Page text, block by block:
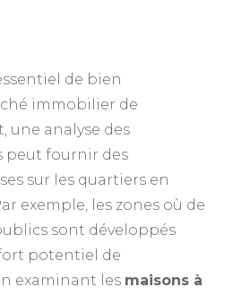
de bien
immobilier de
une analyse des
peut fournir des
sur les quartiers en
exemple, les zones où de
sont développés
potentiel de
examinant les maisons à